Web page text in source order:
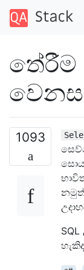
තේරීම
වෙනස
1093
නමුත්